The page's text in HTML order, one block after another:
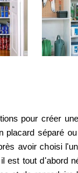
pour créer
placard séparé
avoir choisi
est tout d'abord